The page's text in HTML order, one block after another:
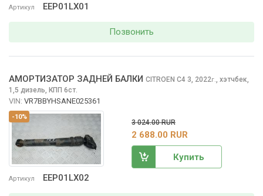
Артикул EEP01LX01
Позвонить
-10%
Артикул EEP01LX02
АМОРТИЗАТОР ЗАДНЕЙ БАЛКИ CITROEN C4 3, 2022г.
хэтчбек,
1,5 дизель, КПП 6ст.
VIN: VR7BBYHSANE025361
3 024.00 RUR
2 688.00 RUR
Купить